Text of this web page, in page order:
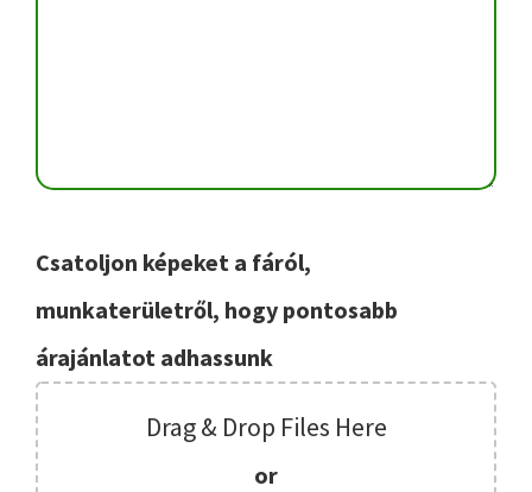
Csatoljon képeket a fáról,
munkaterületről, hogy pontosabb
árajánlatot adhassunk
Drag & Drop Files Here
or